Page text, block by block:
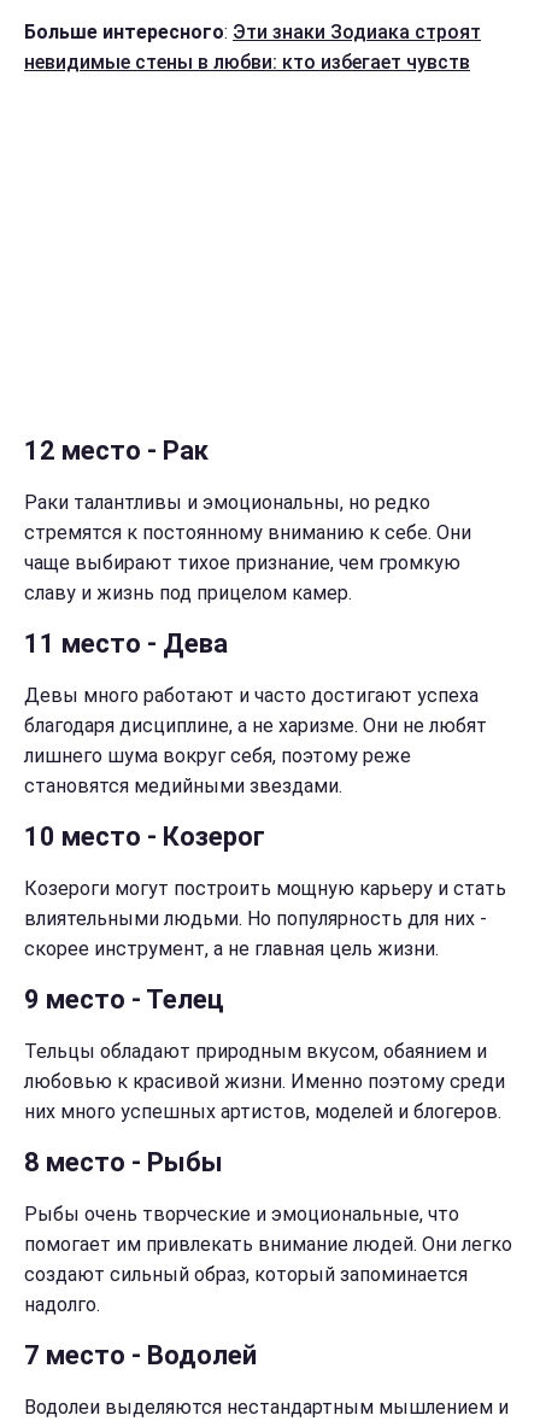
Больше интересного: Эти знаки Зодиака строят
невидимые стены в любви: кто избегает чувств
12 место - Рак
Раки талантливы и эмоциональны, но редко
стремятся к постоянному вниманию к себе. Они
чаще выбирают тихое признание, чем громкую
славу и жизнь под прицелом камер.
11 место - Дева
Девы много работают и часто достигают успеха
благодаря дисциплине, а не харизме. Они не любят
лишнего шума вокруг себя, поэтому реже
становятся медийными звездами.
10 место - Козерог
Козероги могут построить мощную карьеру и стать
влиятельными людьми. Но популярность для них -
скорее инструмент, а не главная цель жизни.
9 место - Телец
Тельцы обладают природным вкусом, обаянием и
любовью к красивой жизни. Именно поэтому среди
них много успешных артистов, моделей и блогеров.
8 место - Рыбы
Рыбы очень творческие и эмоциональные, что
помогает им привлекать внимание людей. Они легко
создают сильный образ, который запоминается
надолго.
7 место - Водолей
Водолеи выделяются нестандартным мышлением и